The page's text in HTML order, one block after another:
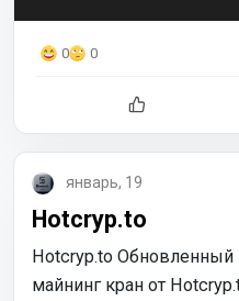
0 0
январь, 19
Hotcryp.to
Hotcryp.to Обновленный
майнинг кран от